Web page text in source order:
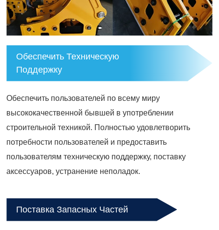
Обеспечить Техническую
Поддержку
Обеспечить пользователей по всему миру
высококачественной бывшей в употреблении
строительной техникой. Полностью удовлетворить
потребности пользователей и предоставить
пользователям техническую поддержку, поставку
аксессуаров, устранение неполадок.
Поставка Запасных Частей